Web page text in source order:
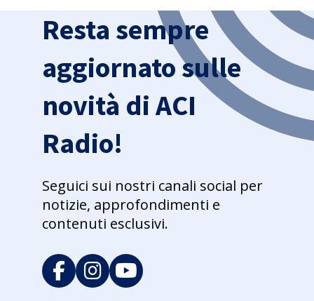
Resta sempre
aggiornato sulle
novità di ACI
Radio!
Seguici sui nostri canali social per
notizie, approfondimenti e
contenuti esclusivi.